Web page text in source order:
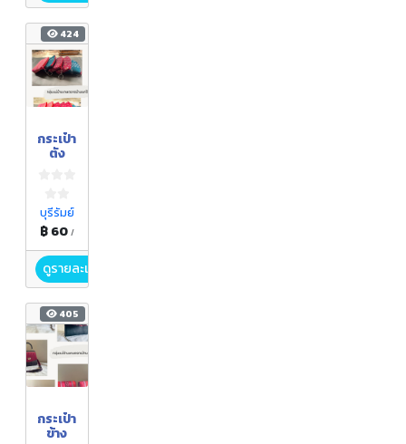
424
กระเป๋า
ตัง
บุรีรัมย์
฿ 60 /
ดูรายละเอียด
405
กระเป๋า
ข้าง